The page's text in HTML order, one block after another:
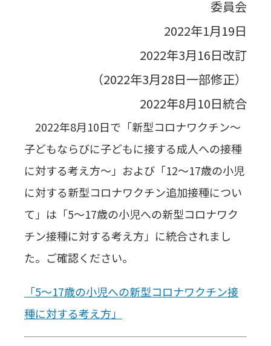
委員会
2022年1月19日
2022年3月16日改訂
（2022年3月28日一部修正）
2022年8月10日統合
2022年8月10日で「新型コロナワクチン～
子どもならびに子どもに接する成人への接種
に対する考え方～」および「12～17歳の小児
に対する新型コロナワクチン追加接種につい
て」は「5～17歳の小児への新型コロナワク
チン接種に対する考え方」に統合されまし
た。ご確認ください。
「5～17歳の小児への新型コロナワクチン接
種に対する考え方」